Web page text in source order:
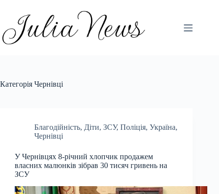
вмісту
Категорія Чернівці
Благодійність, Діти, ЗСУ, Поліція, Україна,
Чернівці
У Чернівцях 8-річний хлопчик продажем
власних малюнків зібрав 30 тисяч гривень на
ЗСУ